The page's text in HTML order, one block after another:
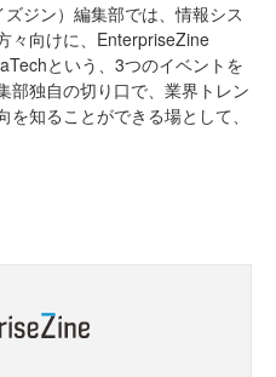
ジン）編集部では、情報シス
々向けに、EnterpriseZine
という、3つのイベントを
部独自の切り口で、業界トレン
知ることができる場として、